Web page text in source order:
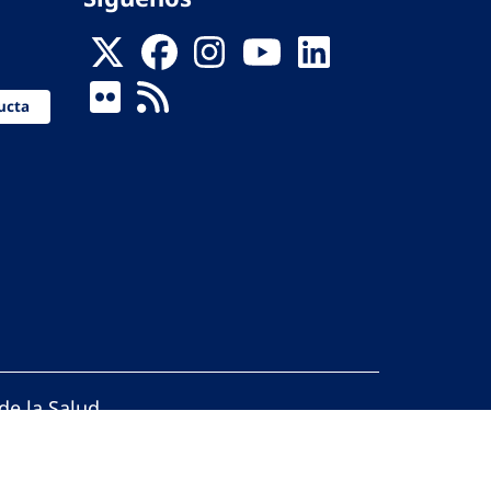
la Salud